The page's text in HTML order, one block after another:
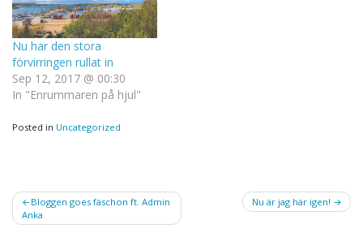
Nu har den stora
förvirringen rullat in
Sep 12, 2017 @ 00:30
In "Enrummaren på hjul"
Posted in Uncategorized
Post
navigation
Bloggen goes fäschon ft. Admin
Anka
Nu är jag här igen!